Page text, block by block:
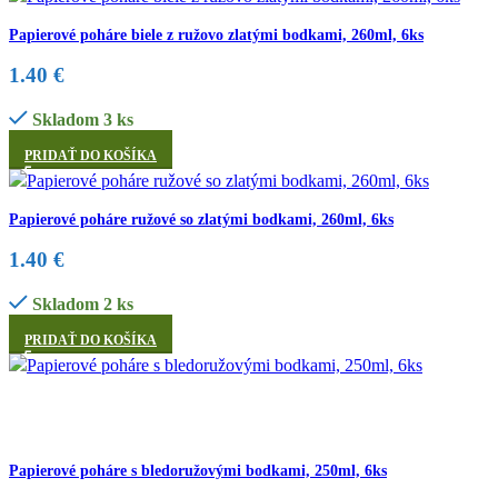
Papierové poháre biele z ružovo zlatými bodkami, 260ml, 6ks
1.40 €
Skladom 3 ks
PRIDAŤ DO KOŠÍKA
Papierové poháre ružové so zlatými bodkami, 260ml, 6ks
1.40 €
Skladom 2 ks
PRIDAŤ DO KOŠÍKA
Papierové poháre s bledoružovými bodkami, 250ml, 6ks